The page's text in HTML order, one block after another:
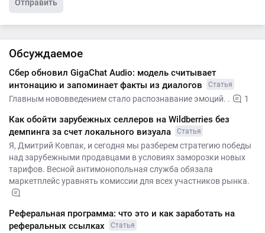
Отправить
Обсуждаемое
Сбер обновил GigaChat Audio: модель считывает
интонацию и запоминает факты из диалогов
Статья
Главным нововведением стало распознавание эмоций. . 1
Как обойти зарубежных селлеров на Wildberries без
демпинга за счет локального визуала
Статья
Я, Дмитрий Ковпак, и сегодня мы разберем стратегию победы
над зарубежными продавцами в условиях заморозки новых
тарифов. Весной антимонопольная служба обязала
маркетплейс уравнять комиссии для всех участников рынка.
Реферальная программа: что это и как заработать на
реферальных ссылках
Статья